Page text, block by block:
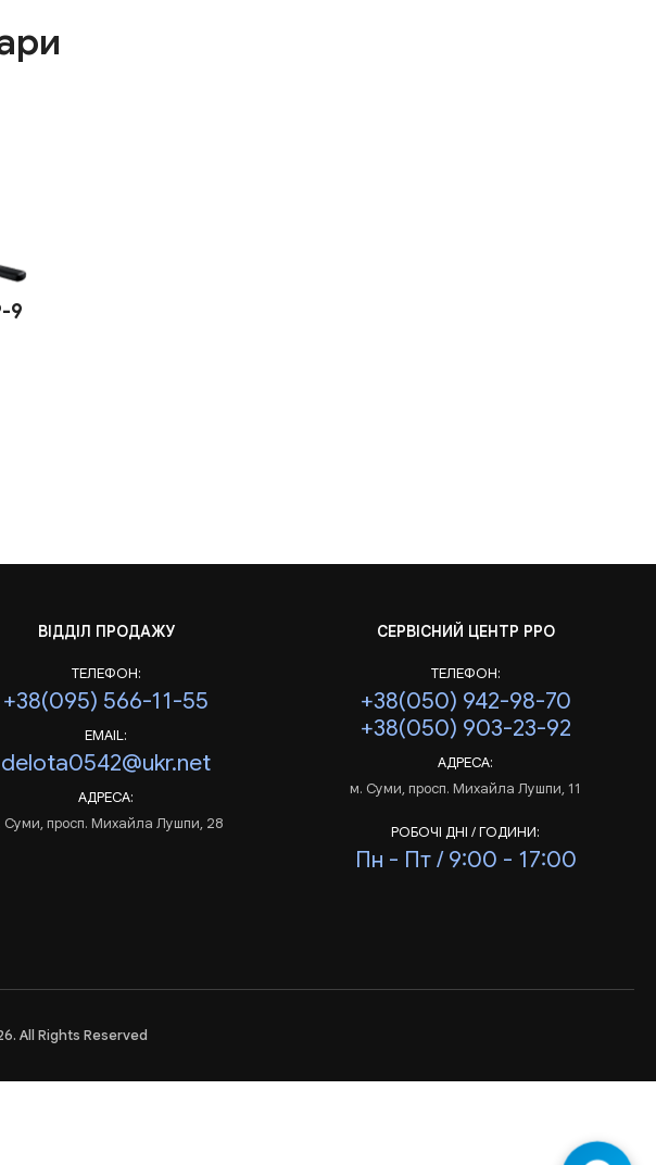
9
ВІДДІЛ ПРОДАЖУ
ТЕЛЕФОН:
+38(095) 566-11-55
EMAIL:
delota0542@ukr.net
АДРЕСА:
Суми, просп. Михайла Лушпи, 28
СЕРВІСНИЙ ЦЕНТР РРО
ТЕЛЕФОН:
+38(050) 942-98-70
+38(050) 903-23-92
АДРЕСА:
м. Суми, просп. Михайла Лушпи, 11
РОБОЧІ ДНІ / ГОДИНИ:
Пн - Пт / 9:00 - 17:00
All Rights Reserved